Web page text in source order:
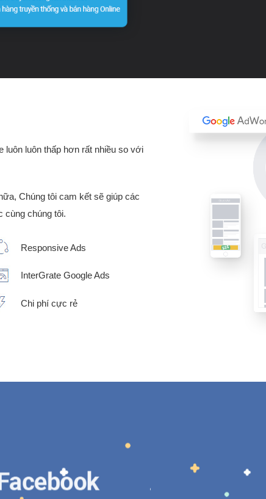
luôn luôn thấp hơn rất nhiều so với
Chúng tôi cam kết sẽ giúp các
cùng chúng tôi.
Responsive Ads
InterGrate Google Ads
Chi phí cực rẻ